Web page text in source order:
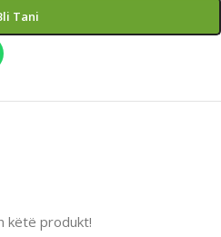
Tani
këtë produkt!